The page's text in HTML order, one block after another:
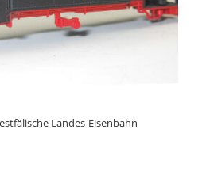
Landes-Eisenbahn